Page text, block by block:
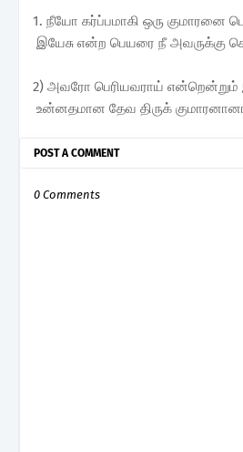
1. நீயோ கர்ப்பமாகி ஒரு குமாரனை
இயேசு என்ற பெயரை நீ அவருக்கு
2) அவரோ பெரியவராய் என்றென்றும்
உன்னதமான தேவ திருக்
POST A COMMENT
0 Comments